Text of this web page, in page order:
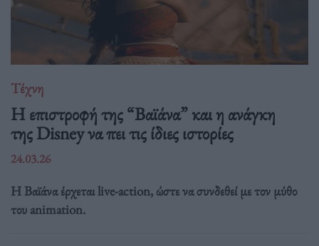
Τέχνη
Η επιστροφή της “Βαϊάνα” και η ανάγκη
της Disney να πει τις ίδιες ιστορίες
24.03.26
Η Βαϊάνα έρχεται live-action, ώστε να συνδεθεί με τον μύθο
του animation.